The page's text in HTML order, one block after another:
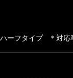
フタイプ ＊対応